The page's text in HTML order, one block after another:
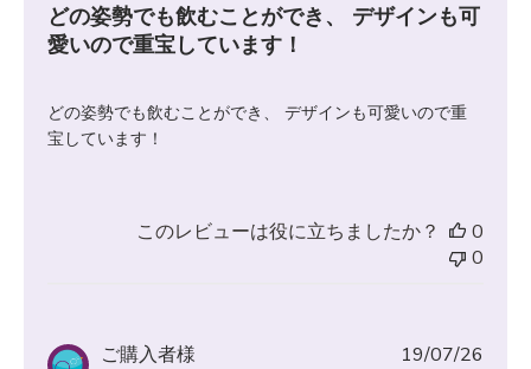
どの姿勢でも飲むことができ、 デザインも可
愛いので重宝しています！
どの姿勢でも飲むことができ、 デザインも可愛いので重
宝しています！
このレビューは役に立ちましたか？
0
0
ご購入者様 19/07/26